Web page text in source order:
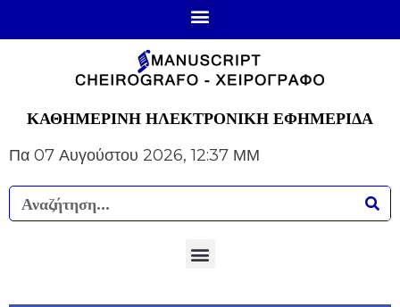
ΚΑΘΗΜΕΡΙΝΗ ΗΛΕΚΤΡΟΝΙΚΗ ΕΦΗΜΕΡΙΔΑ
Πα 07 Αυγούστου 2026, 12:37 ΜΜ